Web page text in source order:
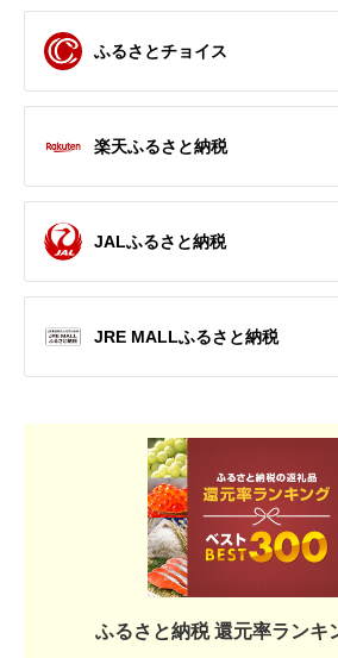
ふるさとチョイス
楽天ふるさと納税
JALふるさと納税
JRE MALLふるさと納税
ふるさと納税 還元率ランキ